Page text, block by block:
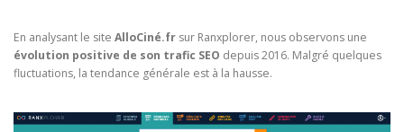
En analysant le site AlloCiné.fr sur Ranxplorer, nous observons une
évolution positive de son trafic SEO depuis 2016. Malgré quelques
fluctuations, la tendance générale est à la hausse.